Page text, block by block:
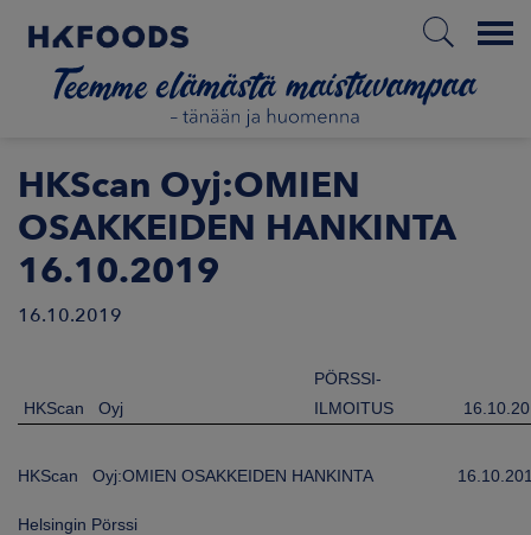
Menu
ETUSIVU
HKScan Oyj:OMIEN
OSAKKEIDEN HANKINTA
16.10.2019
16.10.2019
HKScan Oyj
PÖRSSI-
ILMOITUS
HKScan Oyj:OMIEN OSAKKEIDEN HANKINTA
Helsingin Pörssi